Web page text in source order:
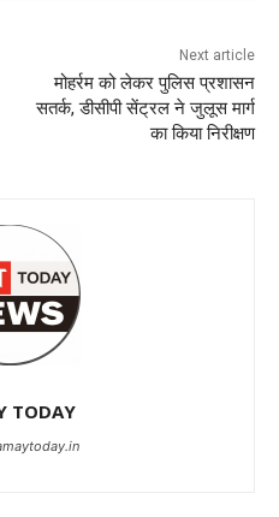
Next article
मोहर्रम को लेकर पुलिस प्रशासन
सतर्क, डीसीपी सेंट्रल ने जुलूस मार्ग
का किया निरीक्षण
TODAY